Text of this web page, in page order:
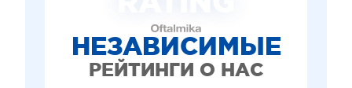
ЛЕЧЕНИЕ ЗАБОЛЕВАНИЙ СЕТЧАТКИ
ЭСТЕТИЧЕСКАЯ ХИРУРГИЯ
НЕЗАВИСИМЫЕ
РЕЙТИНГИ О НАС